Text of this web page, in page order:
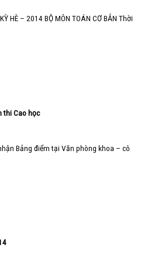
HÈ – 2014 BỘ MÔN TOÁN CƠ BẢN Thời
thi Cao học
Bảng điểm tại Văn phòng khoa – cô